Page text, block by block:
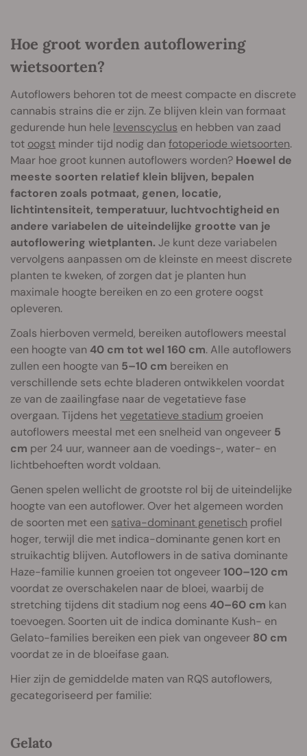
Hoe groot worden autoflowering
wietsoorten?
Autoflowers behoren tot de meest compacte en discrete
cannabis strains die er zijn. Ze blijven klein van formaat
gedurende hun hele levenscyclus en hebben van zaad
tot oogst minder tijd nodig dan fotoperiode wietsoorten.
Maar hoe groot kunnen autoflowers worden? Hoewel de
meeste soorten relatief klein blijven, bepalen
factoren zoals potmaat, genen, locatie,
lichtintensiteit, temperatuur, luchtvochtigheid en
andere variabelen de uiteindelijke grootte van je
autoflowering wietplanten. Je kunt deze variabelen
vervolgens aanpassen om de kleinste en meest discrete
planten te kweken, of zorgen dat je planten hun
maximale hoogte bereiken en zo een grotere oogst
opleveren.
Zoals hierboven vermeld, bereiken autoflowers meestal
een hoogte van 40 cm tot wel 160 cm. Alle autoflowers
zullen een hoogte van 5–10 cm bereiken en
verschillende sets echte bladeren ontwikkelen voordat
ze van de zaailingfase naar de vegetatieve fase
overgaan. Tijdens hetvegetatieve stadium groeien
autoflowers meestal met een snelheid van ongeveer 5
cm per 24 uur, wanneer aan de voedings-, water- en
lichtbehoeften wordt voldaan.
Genen spelen wellicht de grootste rol bij de uiteindelijke
hoogte van een autoflower. Over het algemeen worden
de soorten met een sativa-dominant genetisch profiel
hoger, terwijl die met indica-dominante genen kort en
struikachtig blijven. Autoflowers in de sativa dominante
Haze-familie kunnen groeien tot ongeveer100–120 cm
voordat ze overschakelen naar de bloei, waarbij de
stretching tijdens dit stadium nog eens 40–60 cm kan
toevoegen. Soorten uit de indica dominante Kush- en
Gelato-families bereiken een piek van ongeveer 80 cm
voordat ze in de bloeifase gaan.
Hier zijn de gemiddelde maten van RQS autoflowers,
gecategoriseerd per familie:
Gelato